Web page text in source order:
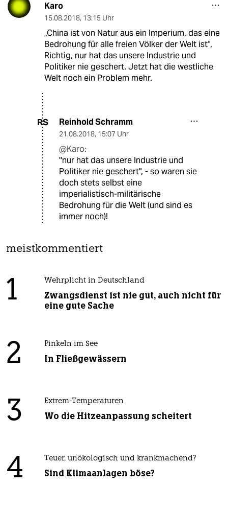
Karo
15.08.2018, 13:15 Uhr
„China ist von Natur aus ein Imperium, das eine
Bedrohung für alle freien Völker der Welt ist“,
Richtig, nur hat das unsere Industrie und
Politiker nie geschert. Jetzt hat die westliche
Welt noch ein Problem mehr.
RS Reinhold Schramm
21.08.2018, 15:07 Uhr
@Karo:
''nur hat das unsere Industrie und
Politiker nie geschert", - so waren sie
doch stets selbst eine
imperialistisch-militärische
Bedrohung für die Welt (und sind es
immer noch)!
meistkommentiert
1 Wehrplicht in Deutschland
Zwangsdienst ist nie gut, auch nicht für
eine gute Sache
2 Pinkeln im See
In Fließgewässern
3 Extrem-Temperaturen
Wo die Hitzeanpassung scheitert
4 Teuer, unökologisch und krankmachend?
Sind Klimaanlagen böse?